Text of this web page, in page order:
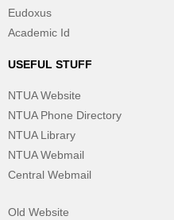
Eudoxus
Academic Id
USEFUL STUFF
NTUA Website
NTUA Phone Directory
NTUA Library
NTUA Webmail
Central Webmail
Old Website